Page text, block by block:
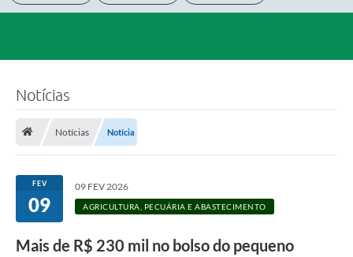
Notícias
Notícias Notícia
FEV
09
09 FEV 2026
AGRICULTURA, PECUÁRIA E ABASTECIMENTO
Mais de R$ 230 mil no bolso do pequeno